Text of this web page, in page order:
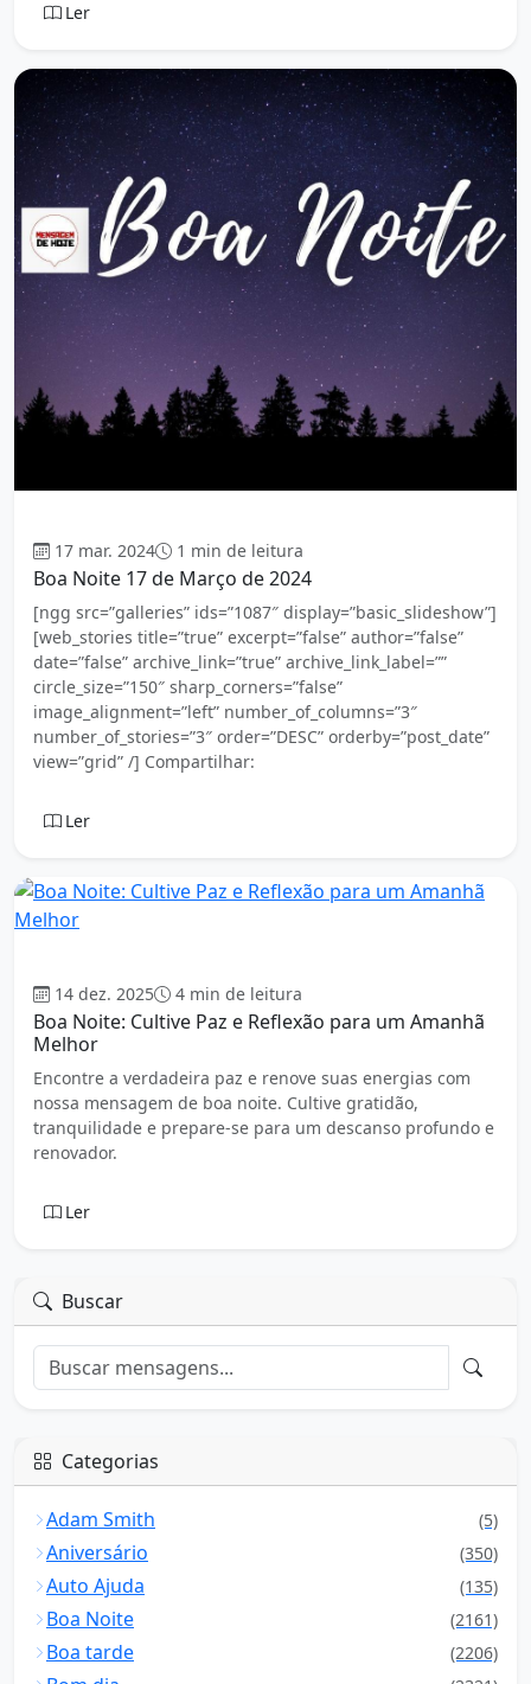
Ler
17 mar. 2024 1 min de leitura
Boa Noite 17 de Março de 2024
[ngg src=”galleries” ids=”1087″ display=”basic_slideshow”]
[web_stories title=”true” excerpt=”false” author=”false”
date=”false” archive_link=”true” archive_link_label=””
circle_size=”150″ sharp_corners=”false”
image_alignment=”left” number_of_columns=”3″
number_of_stories=”3″ order=”DESC” orderby=”post_date”
view=”grid” /] Compartilhar:
Ler
14 dez. 2025 4 min de leitura
Boa Noite: Cultive Paz e Reflexão para um Amanhã
Melhor
Encontre a verdadeira paz e renove suas energias com
nossa mensagem de boa noite. Cultive gratidão,
tranquilidade e prepare-se para um descanso profundo e
renovador.
Ler
Buscar
Categorias
Adam Smith (5)
Aniversário (350)
Auto Ajuda (135)
Boa Noite (2161)
Boa tarde (2206)